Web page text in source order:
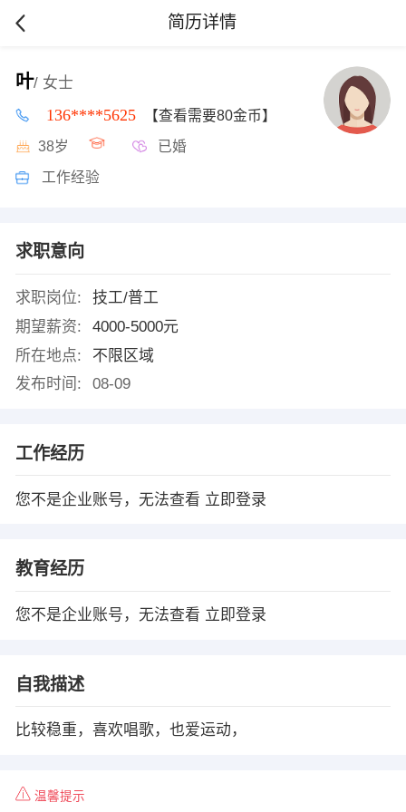
简历详情
叶/ 女士
136****5625 【查看需要80金币】
38岁 已婚
工作经验
求职意向
求职岗位:
技工/普工
期望薪资:
4000-5000元
所在地点:
不限区域
发布时间:
08-09
工作经历
您不是企业账号，无法查看 立即登录
教育经历
您不是企业账号，无法查看 立即登录
自我描述
比较稳重，喜欢唱歌，也爱运动，
温馨提示